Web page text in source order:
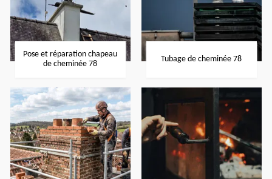
Pose et réparation chapeau
de cheminée 78
Tubage de cheminée 78